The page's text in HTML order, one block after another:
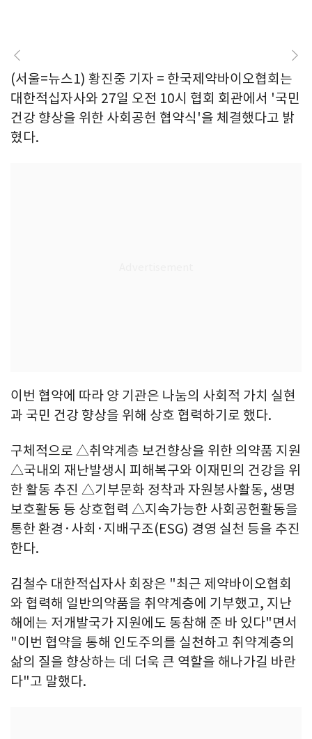
(서울=뉴스1) 황진중 기자 = 한국제약바이오협회는
대한적십자사와 27일 오전 10시 협회 회관에서 '국민
건강 향상을 위한 사회공헌 협약식'을 체결했다고 밝
혔다.
이번 협약에 따라 양 기관은 나눔의 사회적 가치 실현
과 국민 건강 향상을 위해 상호 협력하기로 했다.
구체적으로 △취약계층 보건향상을 위한 의약품 지원
△국내외 재난발생시 피해복구와 이재민의 건강을 위
한 활동 추진 △기부문화 정착과 자원봉사활동, 생명
보호활동 등 상호협력 △지속가능한 사회공헌활동을
통한 환경·사회·지배구조(ESG) 경영 실천 등을 추진
한다.
김철수 대한적십자사 회장은 "최근 제약바이오협회
와 협력해 일반의약품을 취약계층에 기부했고, 지난
해에는 저개발국가 지원에도 동참해 준 바 있다"면서
"이번 협약을 통해 인도주의를 실천하고 취약계층의
삶의 질을 향상하는 데 더욱 큰 역할을 해나가길 바란
다"고 말했다.